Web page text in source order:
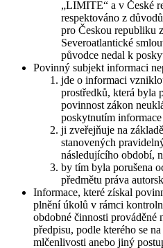
„LIMITE“ a v České
respektováno z
pro Českou republiku
Severoatlantické
původce nedal k
Povinný subjekt informaci
jde o informaci
prostředků, která byla
povinnost zákon
poskytnutím informace
ji zveřejňuje na
stanovených
následujícího období,
by tím byla porušena
předmětu práva
Informace, které získal
plnění úkolů v rámci
obdobné činnosti prováděné
předpisu, podle kterého se
mlčenlivosti anebo jiný